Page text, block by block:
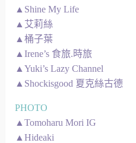
▲Shine My Life
▲艾莉絲
▲桶子葉
▲Irene’s 食旅.時旅
▲Yuki’s Lazy Channel
▲Shockisgood 夏克絲古德
PHOTO
▲Tomoharu Mori IG
▲Hideaki